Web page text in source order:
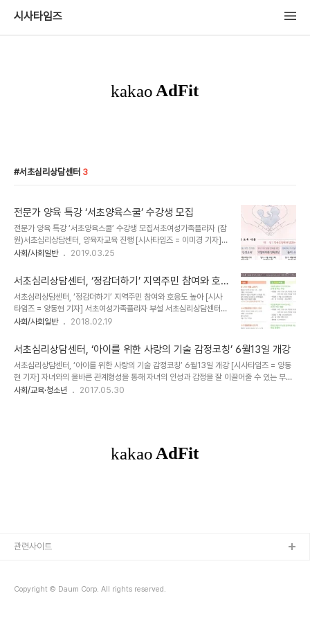
시사타임즈
서초심리상담센터 3
전문가 양육 특강 ‘서초양육스쿨’ 수강생 모집
전문가 양육 특강 ‘서초양육스쿨’ 수강생 모집서초여성가족플라자 (잠
원)서초심리상담센터, 양육자교육 진행 [시사타임즈 = 이미경 기자]
서초여성가족플라자(대표 박현경)의 (잠원)서초심리상담센터에서는
특강 ‘서초양육스쿨’ 수강생을 모집한다. ▲사진제공=서초여성가족플
라자. ⒞시사타임즈 ‘서초양육스쿨’은 부모뿐만 아니라 자녀 양육 참
여자까지 범위를 확대하여 보다 전문성 있는 양육 맞춤형 특강이다. 4
월25일을 시작으로 6월까지 총 3개월 간 3차시로 진행되며 주민들
의 접근성을 높이기 위해 반포3동주민센터 대강당과 내곡열린문화센
특강으로 ▲공감 및 이타성 발달을 통한 유아 인성..
사회/사회일반 2019.03.25
서초심리상담센터, ‘정감더하기’ 지역주민 참여와 호
응도 높아
서초심리상담센터, ‘정감더하기’ 지역주민 참여와 호응도 높아 [시사
타임즈 = 양동현 기자] 서초여성가족플라자 부설 서초심리상담센터
(대표 박현경)는 “미국의 심리학자 다니엘 골먼은 인생에서의 성공은
을 강조했다. ▲사진제공 = 서초여성가족플라자 (c)시사타임즈 이와
관련해 서초심리상담센터는 “최근 부모들의 높은 교육열로 아이들의
학습지능은 점점 높아지나 감성지수는 떨어지고 있는 추세이다”면서
“성인과 아동을 대상으로 감정을 표현해보는 시간을 갖기 위한 다양한
콘텐츠를 준비했다”고 전했다. 서초심리상담센터의 정감더하기 프로
사회/사회일반 2018.02.19
서초심리상담센터, ‘아이를 위한 사랑의 기술 감정코칭’ 6월13일 개강
서초심리상담센터, ‘아이를 위한 사랑의 기술 감정코칭’ 6월13일 개강 [시사타임즈 = 양동
현 기자] 자녀와의 올바른 관계형성을 통해 자녀의 인성과 감정을 잘 이끌어줄 수 있는 부모
가 될 수 있도록 도와주는 양육코칭교육 ‘아이를 위한 사랑의 기술 감정코칭’ 교육이 내달 13
듣고 공감하며 대화하는 방법, 문제해결을 위한 실습 등으로 진행된다. 서초여..
사회/교육·청소년 2017.05.30
Copyright © Daum Corp. All rights reserved.
관련사이트